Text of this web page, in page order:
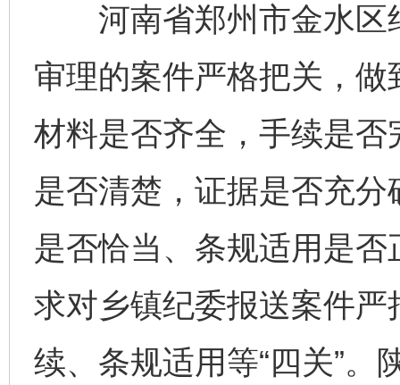
河南省郑州市金水区
审理的案件严格把关，做
材料是否齐全，手续是
是否清楚，证据是否充
是否恰当、条规适用是
求对乡镇纪委报送案件
续、条规适用等“四关”。